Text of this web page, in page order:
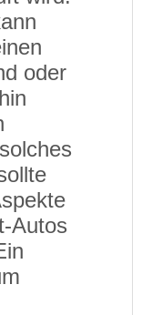
oder
Autos